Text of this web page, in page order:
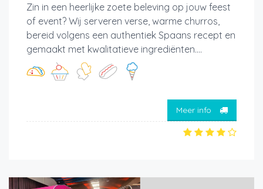
Zin in een heerlijke zoete beleving op jouw feest
of event? Wij serveren verse, warme churros,
bereid volgens een authentiek Spaans recept en
gemaakt met kwalitatieve ingrediënten....
Meer info